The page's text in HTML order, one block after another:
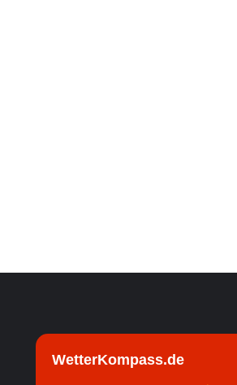
WetterKompass.de